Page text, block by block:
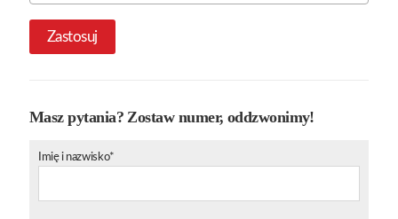
Zastosuj
Masz pytania? Zostaw numer, oddzwonimy!
Imię i nazwisko*